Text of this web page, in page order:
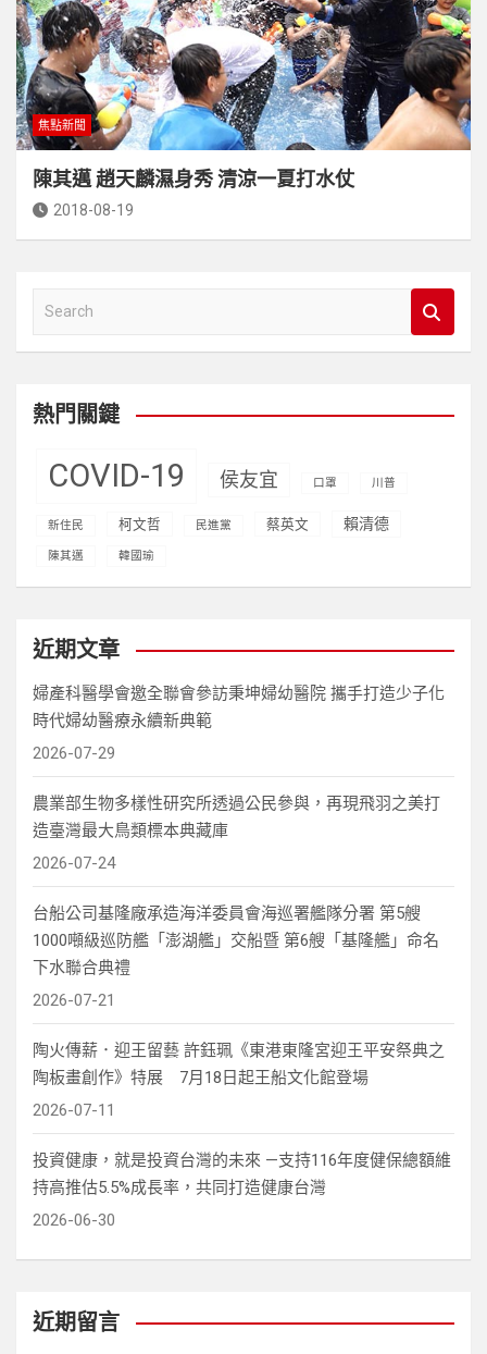
焦點新聞
陳其邁 趙天麟濕身秀 清涼一夏打水仗
2018-08-19
a
c
熱門關鍵
COVID-19 侯友宜 口罩 川普
新住民 柯文哲 民進黨 蔡英文 賴清德
陳其邁 韓國瑜
近期文章
婦產科醫學會邀全聯會參訪秉坤婦幼醫院 攜手打造少子化
時代婦幼醫療永續新典範
2026-07-29
農業部生物多樣性研究所透過公民參與，再現飛羽之美打
造臺灣最大鳥類標本典藏庫
2026-07-24
台船公司基隆廠承造海洋委員會海巡署艦隊分署 第5艘
1000噸級巡防艦「澎湖艦」交船暨 第6艘「基隆艦」命名
下水聯合典禮
2026-07-21
陶火傳薪．迎王留藝 許鈺珮《東港東隆宮迎王平安祭典之
陶板畫創作》特展 7月18日起王船文化館登場
2026-07-11
投資健康，就是投資台灣的未來 —支持116年度健保總額維
持高推估5.5%成長率，共同打造健康台灣
2026-06-30
近期留言